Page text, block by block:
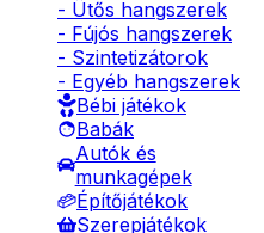
- Ütős hangszerek
- Fújós hangszerek
- Szintetizátorok
- Egyéb hangszerek
Bébi játékok
Babák
Autók és
munkagépek
Építőjátékok
Szerepjátékok